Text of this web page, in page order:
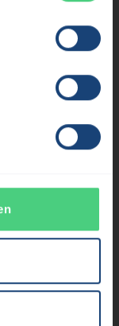
, im Reiter
Du auf
Einwilligung